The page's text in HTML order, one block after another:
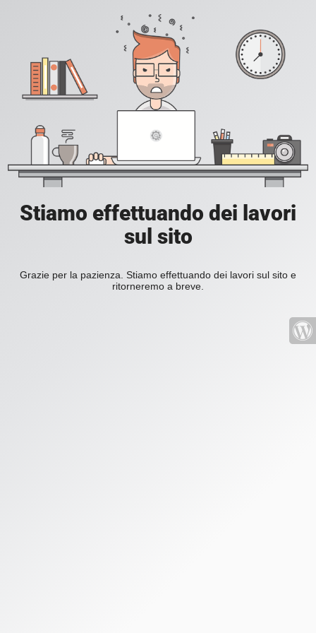
Stiamo effettuando dei lavori
sul sito
Grazie per la pazienza. Stiamo effettuando dei lavori sul sito e
ritorneremo a breve.